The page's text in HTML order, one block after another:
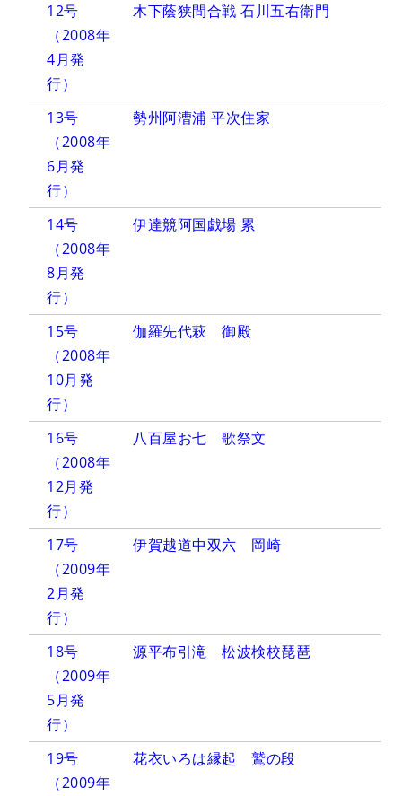
12号
（2008年
4月発
行）
木下蔭狭間合戦 石川五右衛門
13号
（2008年
6月発
行）
勢州阿漕浦 平次住家
14号
（2008年
8月発
行）
伊達競阿国戯場 累
15号
（2008年
10月発
行）
伽羅先代萩 御殿
16号
（2008年
12月発
行）
八百屋お七 歌祭文
17号
（2009年
2月発
行）
伊賀越道中双六 岡崎
18号
（2009年
5月発
行）
源平布引滝 松波検校琵琶
19号
（2009年
花衣いろは縁起 鷲の段